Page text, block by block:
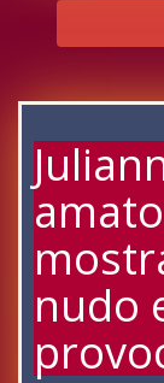
nudo